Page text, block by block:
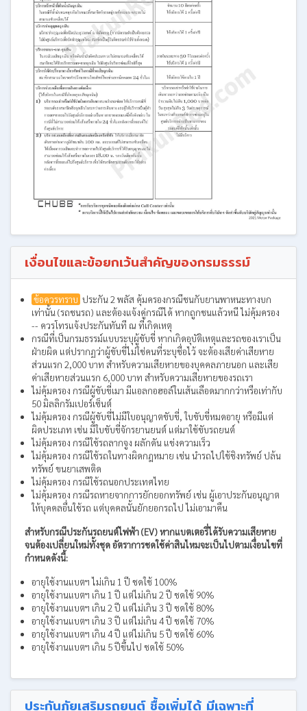
เงื่อนไขและข้อยกเว้นสำคัญของกรมธรรม์
ข้อควรทราบ ประกัน 2 พลัส คุ้มครองกรณีชนกับยานพาหนะทางบก
เท่านั้น (รถชนรถ) และต้องแจ้งคู่กรณีได้ หากถูกชนแล้วหนี ไม่คุ้มครอง
-- ควรโทรแจ้งประกันทันที ณ ที่เกิดเหตุ
กรณีที่เป็นกรมธรรม์แบบระบุผู้ขับขี่ หากเกิดอุบัติเหตุและรถของเราเป็น
ฝ่ายผิด แต่ปรากฏว่าผู้ขับขี่ไม่ใช่คนที่ระบุชื่อไว้ จะต้องเสียค่าเสียหาย
ส่วนแรก 2,000 บาท สำหรับความเสียหายของบุคคลภายนอก และเสีย
ค่าเสียหายส่วนแรก 6,000 บาท สำหรับความเสียหายของรถเรา
ไม่คุ้มครอง กรณีผู้ขับขี่เมา มีแอลกอฮอล์ในเส้นเลือดมากกว่าหรือเท่ากับ
50 มิลลิกรัมเปอร์เซ็นต์
ไม่คุ้มครอง กรณีผู้ขับขี่ไม่มีใบอนุญาตขับขี่, ใบขับขี่หมดอายุ หรือมีแต่
ผิดประเภท เช่น มีใบขับขี่จักรยานยนต์ แต่มาใช้ขับรถยนต์
ไม่คุ้มครอง กรณีใช้รถลากจูง ผลักดัน แข่งความเร็ว
ไม่คุ้มครอง กรณีใช้รถในทางผิดกฎหมาย เช่น นำรถไปใช้ชิงทรัพย์ ปล้น
ทรัพย์ ขนยาเสพติด
ไม่คุ้มครอง กรณีใช้รถนอกประเทศไทย
ไม่คุ้มครอง กรณีรถหายจากการยักยอกทรัพย์ เช่น ผู้เอาประกันอนุญาต
ให้บุคคลอื่นใช้รถ แต่บุคคลนั้นยักยอกรถไป ไม่เอามาคืน
สำหรับกรณีประกันรถยนต์ไฟฟ้า (EV) หากแบตเตอรี่ได้รับความเสียหาย
จนต้องเปลี่ยนใหม่ทั้งชุด อัตราการชดใช้ค่าสินไหมจะเป็นไปตามเงื่อนไขที่
กำหนดดังนี้:
อายุใช้งานแบตฯ ไม่เกิน 1 ปี ชดใช้ 100%
อายุใช้งานแบตฯ เกิน 1 ปี แต่ไม่เกิน 2 ปี ชดใช้ 90%
อายุใช้งานแบตฯ เกิน 2 ปี แต่ไม่เกิน 3 ปี ชดใช้ 80%
อายุใช้งานแบตฯ เกิน 3 ปี แต่ไม่เกิน 4 ปี ชดใช้ 70%
อายุใช้งานแบตฯ เกิน 4 ปี แต่ไม่เกิน 5 ปี ชดใช้ 60%
อายุใช้งานแบตฯ เกิน 5 ปีขึ้นไป ชดใช้ 50%
ประกันภัยเสริมรถยนต์ ซื้อเพิ่มได้ มีเฉพาะที่